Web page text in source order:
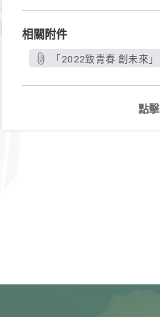
相關附件
「2022致青春‧創未來
點擊